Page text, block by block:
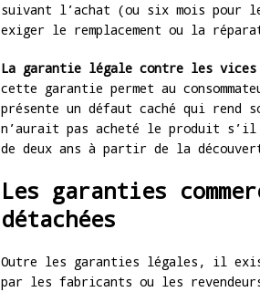
suivant l’achat (ou six mois pour
exiger le remplacement ou la
La garantie légale contre les vices
cette garantie permet au
présente un défaut caché qui rend
n’aurait pas acheté le produit
de deux ans à partir de la
Les garanties
détachées
Outre les garanties légales, il
par les fabricants ou les